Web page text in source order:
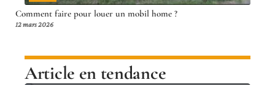
Comment faire pour louer un mobil home ?
12 mars 2026
Article en tendance